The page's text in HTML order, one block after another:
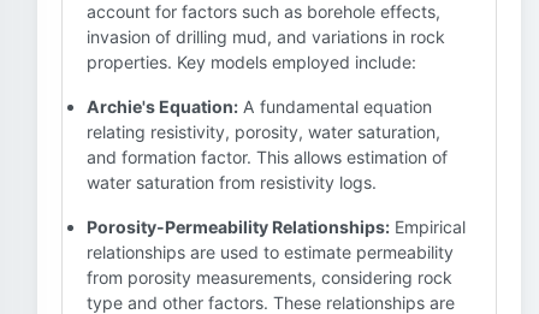
account for factors such as borehole effects,
invasion of drilling mud, and variations in rock
properties. Key models employed include:
Archie's Equation: A fundamental equation
relating resistivity, porosity, water saturation,
and formation factor. This allows estimation of
water saturation from resistivity logs.
Porosity-Permeability Relationships: Empirical
relationships are used to estimate permeability
from porosity measurements, considering rock
type and other factors. These relationships are